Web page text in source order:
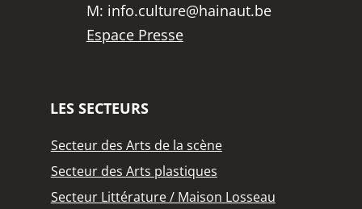
M: info.culture@hainaut.be
Espace Presse
LES SECTEURS
Secteur des Arts de la scène
Secteur des Arts plastiques
Secteur Littérature / Maison Losseau